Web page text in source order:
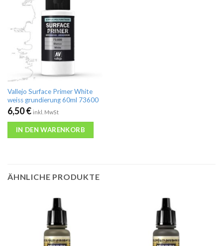
Vallejo Surface Primer White
weiss grundierung 60ml 73600
6,50€ inkl. MwSt
IN DEN WARENKORB
ÄHNLICHE PRODUKTE